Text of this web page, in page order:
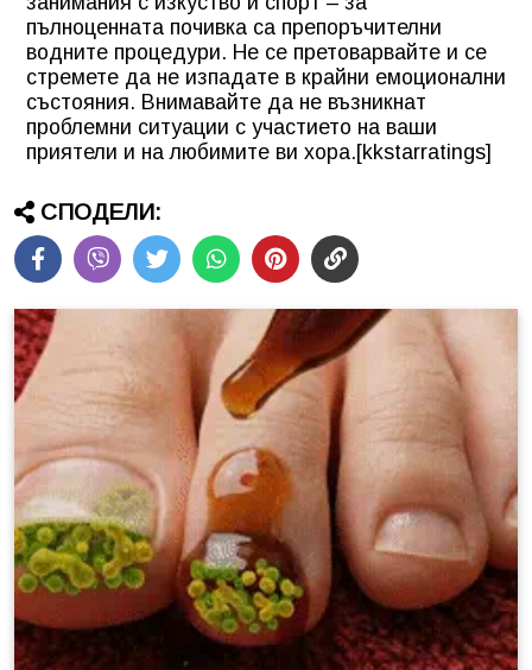
пълноценната почивка са препоръчителни
водните процедури. Не се претоварвайте и се
стремете да не изпадате в крайни емоционални
състояния. Внимавайте да не възникнат
проблемни ситуации с участието на ваши
приятели и на любимите ви хора.[kkstarratings]
СПОДЕЛИ: